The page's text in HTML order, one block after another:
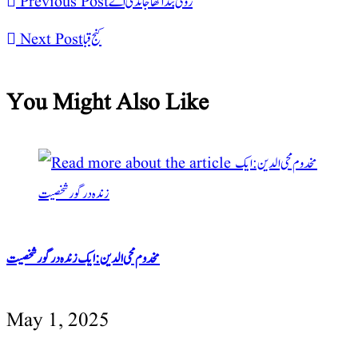
Next Postکنج قبا
You Might Also Like
مخدوم محی الدین: ایک زندہ در گور شخصیت
May 1, 2025